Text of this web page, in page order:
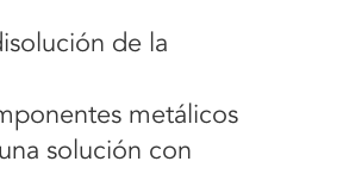
de la
metálicos
solución con